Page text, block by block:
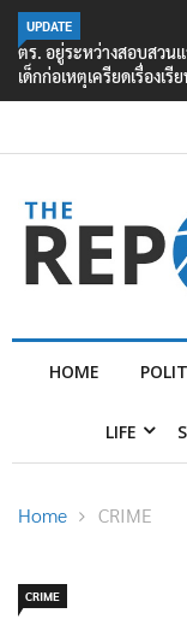
UPDATE
ตร. อยู่ระหว่างสอบสวน
เด็กก่อเหตุเครียดเรื่องเรี
HOME
LIFE
Home CRIME
CRIME